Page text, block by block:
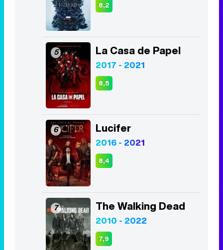
8,2
5 La Casa de Papel
2017 - 2021
8,5
6 Lucifer
2016 - 2021
8,4
7 The Walking Dead
2010 - 2022
7,9